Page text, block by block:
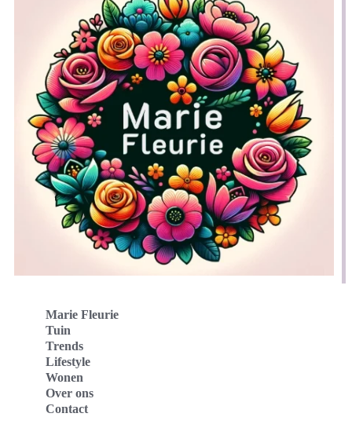
Marie Fleurie
Tuin
Trends
Lifestyle
Wonen
Over ons
Contact